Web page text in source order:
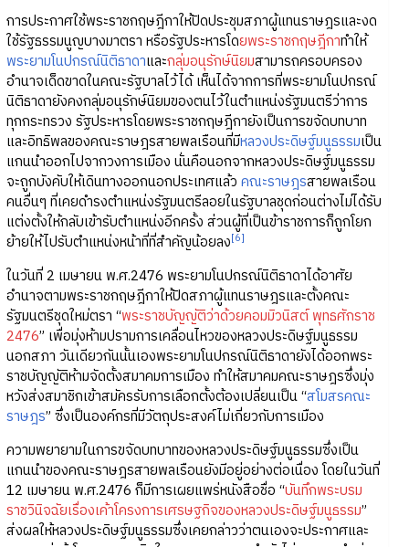
การประกาศใช้พระราชกฤษฎีกาให้ปิดประชุมสภาผู้แทนราษฎรและงด
ใช้รัฐธรรมนูญบางมาตรา หรือรัฐประหารโดยพระราชกฤษฎีกาทำให้
พระยามโนปกรณ์นิติธาดาและกลุ่มอนุรักษ์นิยมสามารถครอบครอง
อำนาจเด็ดขาดในคณะรัฐบาลไว้ได้ เห็นได้จากการที่พระยามโนปกรณ์
นิติธาดายังคงกลุ่มอนุรักษ์นิยมของตนไว้ในตำแหน่งรัฐมนตรีว่าการ
ทุกกระทรวง รัฐประหารโดยพระราชกฤษฎีกายังเป็นการขจัดบทบาท
และอิทธิพลของคณะราษฎรสายพลเรือนที่มีหลวงประดิษฐ์มนูธรรมเป็น
แกนนำออกไปจากวงการเมือง นั่นคือนอกจากหลวงประดิษฐ์มนูธรรม
จะถูกบังคับให้เดินทางออกนอกประเทศแล้ว คณะราษฎรสายพลเรือน
คนอื่นๆ ที่เคยดำรงตำแหน่งรัฐมนตรีลอยในรัฐบาลชุดก่อนต่างไม่ได้รับ
แต่งตั้งให้กลับเข้ารับตำแหน่งอีกครั้ง ส่วนผู้ที่เป็นข้าราชการก็ถูกโยก
ย้ายให้ไปรับตำแหน่งหน้าที่ที่สำคัญน้อยลง[6]
ในวันที่ 2 เมษายน พ.ศ.2476 พระยามโนปกรณ์นิติธาดาได้อาศัย
อำนาจตามพระราชกฤษฎีกาให้ปิดสภาผู้แทนราษฎรและตั้งคณะ
รัฐมนตรีชุดใหม่ตรา “พระราชบัญญัติว่าด้วยคอมมิวนิสต์ พุทธศักราช
2476” เพื่อมุ่งห้ามปรามการเคลื่อนไหวของหลวงประดิษฐ์มนูธรรม
นอกสภา วันเดียวกันนั้นเองพระยามโนปกรณ์นิติธาดายังได้ออกพระ
ราชบัญญัติห้ามจัดตั้งสมาคมการเมือง ทำให้สมาคมคณะราษฎรซึ่งมุ่ง
หวังส่งสมาชิกเข้าสมัครรับการเลือกตั้งต้องเปลี่ยนเป็น “สโมสรคณะ
ราษฎร” ซึ่งเป็นองค์กรที่มีวัตถุประสงค์ไม่เกี่ยวกับการเมือง
ความพยายามในการขจัดบทบาทของหลวงประดิษฐ์มนูธรรมซึ่งเป็น
แกนนำของคณะราษฎรสายพลเรือนยังมีอยู่อย่างต่อเนื่อง โดยในวันที่
12 เมษายน พ.ศ.2476 ก็มีการเผยแพร่หนังสือชื่อ “บันทึกพระบรม
ราชวินิจฉัยเรื่องเค้าโครงการเศรษฐกิจของหลวงประดิษฐ์มนูธรรม”
ส่งผลให้หลวงประดิษฐ์มนูธรรมซึ่งเคยกล่าวว่าตนเองจะประกาศและ